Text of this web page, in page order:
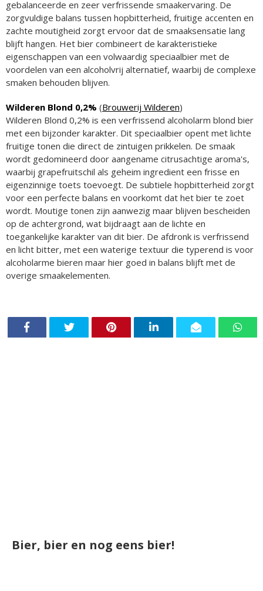
gebalanceerde en zeer verfrissende smaakervaring. De
zorgvuldige balans tussen hopbitterheid, fruitige accenten en
zachte moutigheid zorgt ervoor dat de smaaksensatie lang
blijft hangen. Het bier combineert de karakteristieke
eigenschappen van een volwaardig speciaalbier met de
voordelen van een alcoholvrij alternatief, waarbij de complexe
smaken behouden blijven.
Wilderen Blond 0,2% (Brouwerij Wilderen)
Wilderen Blond 0,2% is een verfrissend alcoholarm blond bier
met een bijzonder karakter. Dit speciaalbier opent met lichte
fruitige tonen die direct de zintuigen prikkelen. De smaak
wordt gedomineerd door aangename citrusachtige aroma's,
waarbij grapefruitschil als geheim ingredient een frisse en
eigenzinnige toets toevoegt. De subtiele hopbitterheid zorgt
voor een perfecte balans en voorkomt dat het bier te zoet
wordt. Moutige tonen zijn aanwezig maar blijven bescheiden
op de achtergrond, wat bijdraagt aan de lichte en
toegankelijke karakter van dit bier. De afdronk is verfrissend
en licht bitter, met een waterige textuur die typerend is voor
alcoholarme bieren maar hier goed in balans blijft met de
overige smaakelementen.
Bier, bier en nog eens bier!